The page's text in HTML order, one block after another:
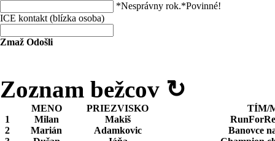
*Nesprávny rok.*Povinné!
ICE kontakt (blízka osoba)
Zmaž Odošli
Zoznam bežcov ↻
MENO PRIEZVISKO
TÍM/
1
Milan Makiš
2
Marián Adamkovic
Banovce